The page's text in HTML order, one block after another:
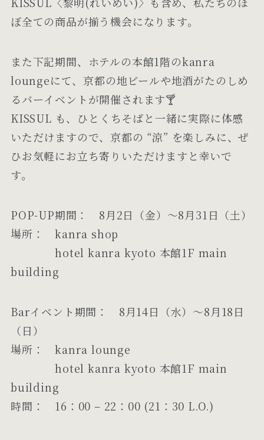
ぼ全ての商品が揃う機会になります。
また下記期間、ホテルの本館1階のkanra
loungeにて、京都の地ビールや地酒がたのしめ
るバーイベントが開催されます🍸
KISSUL も、ひとくちそばと一緒に実際に体感
いただけますので、京都の “涼” を楽しみに、ぜ
ひお気軽にお立ち寄りいただけますと幸いで
す。
POP-UP期間： 8月2日（金）〜8月31日（土）
場所： kanra shop
hotel kanra kyoto 本館1F main
building
Barイベント期間： 8月14日（水）〜8月18日
（日）
場所： kanra lounge
hotel kanra kyoto 本館1F main
building
時間： 16：00 – 22：00 (21：30 L.O.)